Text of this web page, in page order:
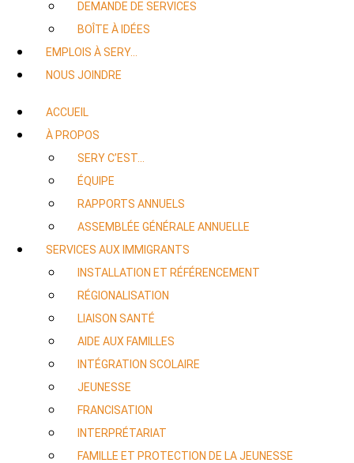
DEMANDE DE SERVICES
BOÎTE À IDÉES
EMPLOIS À SERY…
NOUS JOINDRE
ACCUEIL
À PROPOS
SERY C’EST…
ÉQUIPE
RAPPORTS ANNUELS
ASSEMBLÉE GÉNÉRALE ANNUELLE
SERVICES AUX IMMIGRANTS
INSTALLATION ET RÉFÉRENCEMENT
RÉGIONALISATION
LIAISON SANTÉ
AIDE AUX FAMILLES
INTÉGRATION SCOLAIRE
JEUNESSE
FRANCISATION
INTERPRÉTARIAT
FAMILLE ET PROTECTION DE LA JEUNESSE